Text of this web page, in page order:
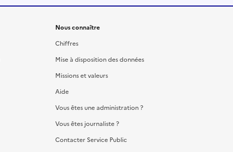
Nous connaître
Chiffres
Mise à disposition des données
Missions et valeurs
Aide
Vous êtes une administration ?
Vous êtes journaliste ?
Contacter Service Public